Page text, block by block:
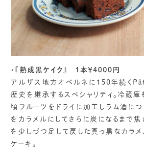
・『熟成黒ケイク』 1本￥4000円
アルザス地方オベルネに150年続く
歴史を継承するスペシャリティ。冷蔵
頃フルーツをドライに加工しラム酒に
をカラメルにしてさらに炭になるまで
を少しづつ足して戻した真っ黒なカラ
ケーキ。